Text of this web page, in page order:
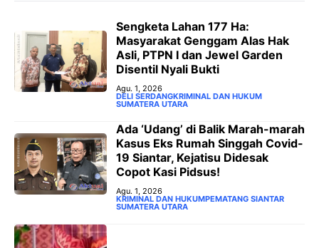
Sengketa Lahan 177 Ha:
Masyarakat Genggam Alas Hak
Asli, PTPN I dan Jewel Garden
Disentil Nyali Bukti
Agu. 1, 2026
DELI SERDANGKRIMINAL DAN HUKUM
SUMATERA UTARA
Ada ‘Udang’ di Balik Marah-marah
Kasus Eks Rumah Singgah Covid-
19 Siantar, Kejatisu Didesak
Copot Kasi Pidsus!
Agu. 1, 2026
KRIMINAL DAN HUKUMPEMATANG SIANTAR
SUMATERA UTARA